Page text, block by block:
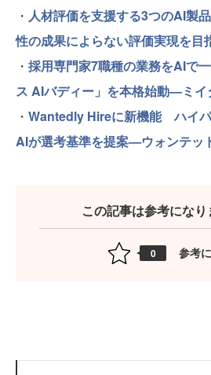
・ 人材評価を支援する3つのAI製
性の成果によらない評価実現を
・ 採用専門家7職種の業務をAIで
ス AIバディー」を本格始動—ミイ
・ Wantedly Hireに新機能 ハイ
AIが選考基準を提案—ウォンテッ
この記事は参考になり
0 参考